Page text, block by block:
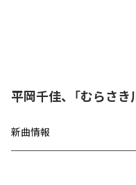
平岡千佳、「むらさき
新曲情報